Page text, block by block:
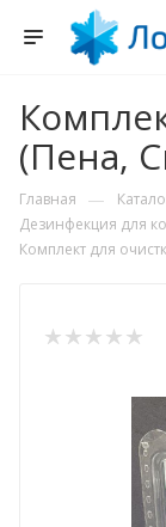
(Пена,
Главная —
Дезинфекция для
Комплект для